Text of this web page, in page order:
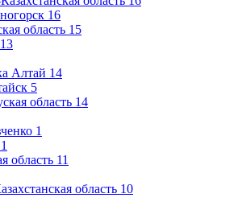
16
область 15
13
Алтай 14
5
область 14
1
1
область 11
область 10